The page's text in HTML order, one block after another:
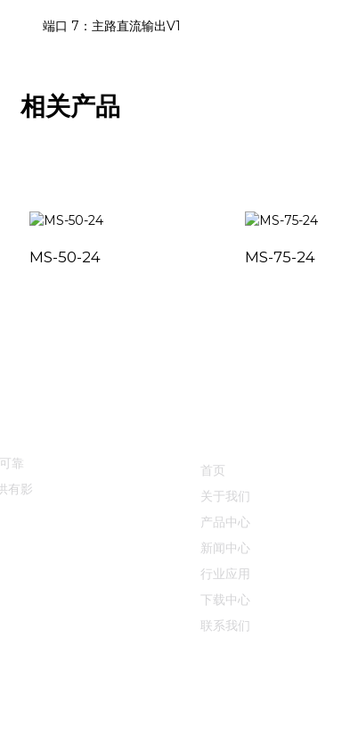
端口 7：主路直流输出V1
相关产品
MS-50-24 MS-75-24
靠
有影
首页
关于我们
产品中心
新闻中心
行业应用
下载中心
联系我们